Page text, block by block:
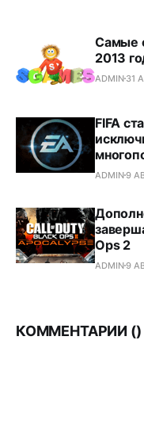
Самые
2013
ADMIN 31
FIFA
ADMIN9
Ops 2
ADMIN9
КОММЕНТАРИИ ()